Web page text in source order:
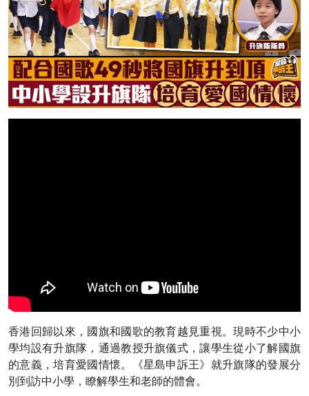
香港回歸以來，國旗和國歌的教育越見重視。現時不少中小
學均設有升旗隊，通過教授升旗儀式，讓學生從小了解國旗
的意義，培育愛國情懷。《星島申訴王》就升旗隊的發展分
別到訪中小學，瞭解學生和老師的體會。